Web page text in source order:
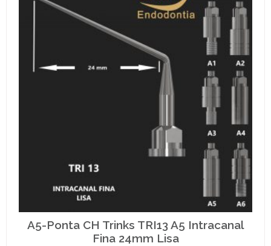
A5-Ponta CH Trinks TRI13 A5 Intracanal
Fina 24mm Lisa